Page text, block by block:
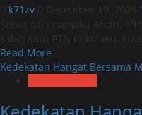
Mama
k71zv December 19, 2025
Sebut saja namaku Andri, 19
salah satu PTN di kotaku, kota
Read More
more
Hangat
Kedekatan Hangat Bersama